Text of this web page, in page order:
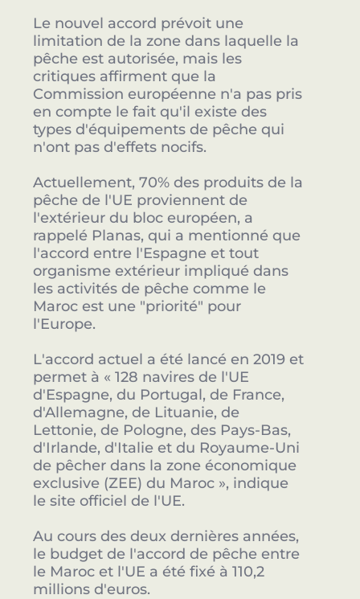
Le nouvel accord prévoit une
limitation de la zone dans laquelle la
pêche est autorisée, mais les
critiques affirment que la
Commission européenne n'a pas pris
en compte le fait qu'il existe des
types d'équipements de pêche qui
n'ont pas d'effets nocifs.
Actuellement, 70% des produits de la
pêche de l'UE proviennent de
l'extérieur du bloc européen, a
rappelé Planas, qui a mentionné que
l'accord entre l'Espagne et tout
organisme extérieur impliqué dans
les activités de pêche comme le
Maroc est une "priorité" pour
l'Europe.
L'accord actuel a été lancé en 2019 et
permet à « 128 navires de l'UE
d'Espagne, du Portugal, de France,
d'Allemagne, de Lituanie, de
Lettonie, de Pologne, des Pays-Bas,
d'Irlande, d'Italie et du Royaume-Uni
de pêcher dans la zone économique
exclusive (ZEE) du Maroc », indique
le site officiel de l'UE.
Au cours des deux dernières années,
le budget de l'accord de pêche entre
le Maroc et l'UE a été fixé à 110,2
millions d'euros.